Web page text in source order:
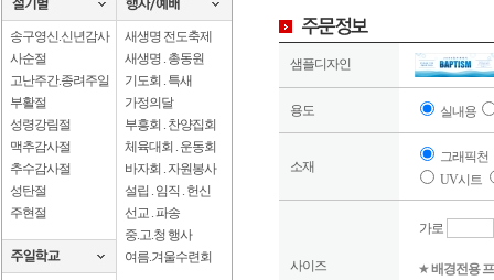
송구영신.신년감사
사순절
고난주간.종려주일
부활절
성령강림절
맥추감사절
추수감사절
성탄절
주현절
새생명 전도축제
새생명 . 총동원
기도회 . 특새
가정의달
부흥회 . 찬양집회
체육대회 . 운동회
바자회 . 자원봉사
설립 . 임직 . 헌신
선교 . 파송
중.고.청 행사
여름.겨울수련회
샘플디자인
용도 실내용
소재
그래픽천
UV시트
사이즈
가로
★배경전용